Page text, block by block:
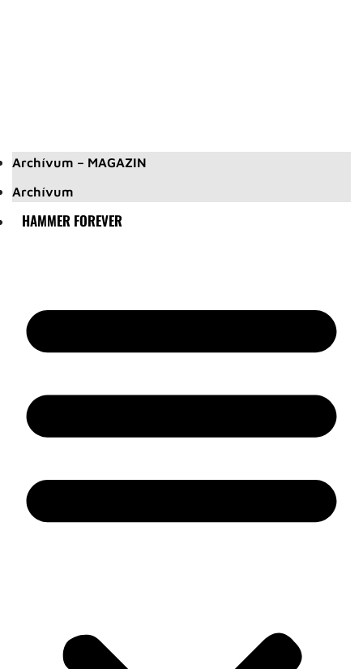
Archívum – MAGAZIN
Archívum
HAMMER FOREVER